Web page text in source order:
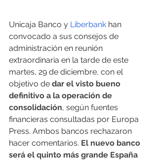
Unicaja Banco y Liberbank han
convocado a sus consejos de
administración en reunión
extraordinaria en la tarde de este
martes, 29 de diciembre, con el
objetivo de dar el visto bueno
definitivo a la operación de
consolidación, según fuentes
financieras consultadas por Europa
Press. Ambos bancos rechazaron
hacer comentarios. El nuevo banco
será el quinto más grande España